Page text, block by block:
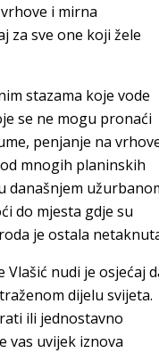
i mirna
za sve one koji žele
stazama koje vode
se ne mogu pronaći
penjanje na
mnogih planinskih
današnjem
do mjesta gdje su
je ostala
nudi je osjećaj
dijelu svijeta.
ili jednostavno
vas uvijek iznova